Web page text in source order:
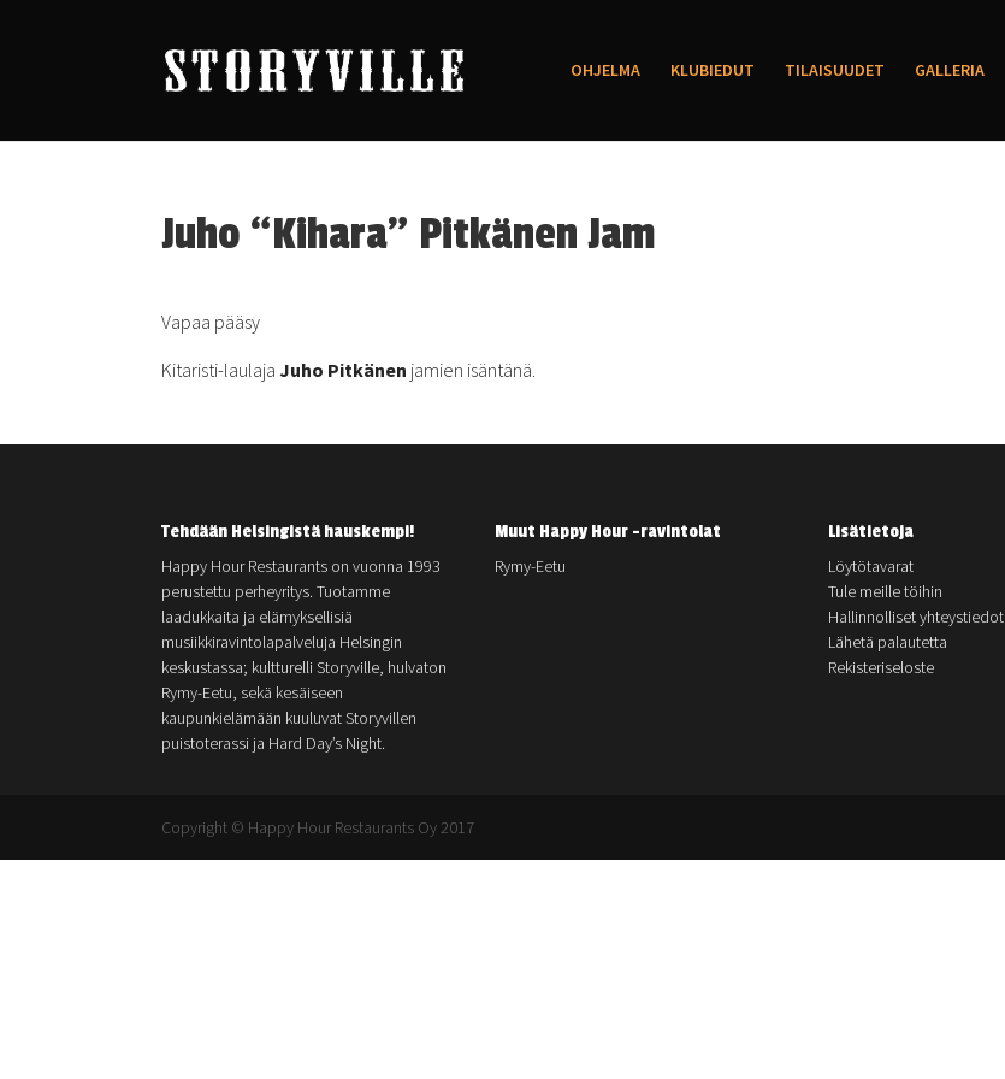
OHJELMA KLUBIEDUT TILAISUUDET GALLERIA
Juho “Kihara” Pitkänen Jam
Vapaa pääsy
Kitaristi-laulajaJuho Pitkänen jamien isäntänä.
Tehdään Helsingistä hauskempi!
Happy Hour Restaurants on vuonna 1993
perustettu perheyritys. Tuotamme
laadukkaita ja elämyksellisiä
musiikkiravintolapalveluja Helsingin
keskustassa; kultturelli Storyville, hulvaton
Rymy-Eetu, sekä kesäiseen
kaupunkielämään kuuluvat Storyvillen
puistoterassi ja Hard Day’s Night.
Muut Happy Hour -ravintolat
Rymy-Eetu
Lisätietoja
Löytötavarat
Tule meille töihin
Hallinnolliset yhteystiedot
Lähetä palautetta
Rekisteriseloste
Copyright © Happy Hour Restaurants Oy 2017